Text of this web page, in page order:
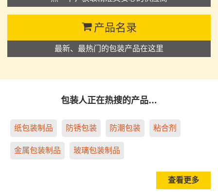
产品名录
最新、最热门的包装产品在这里
包装人正在热搜的产品…
纸包装制品 防锈包装 防潮包装 粘合剂
金属包装制品 玻璃包装制品
查看更多